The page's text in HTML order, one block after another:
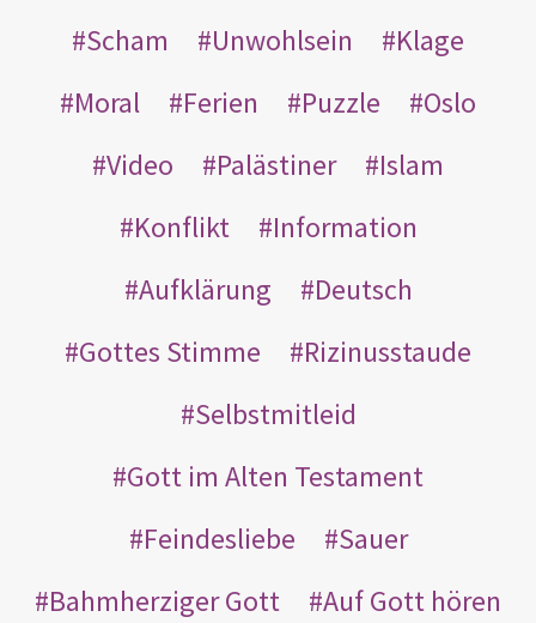
Scham
Unwohlsein
Klage
Moral
Ferien Puzzle
Oslo
Video
Palästiner
Islam
Konflikt
Information
Aufklärung
Deutsch
Gottes Stimme
Rizinusstaude
Selbstmitleid
Gott im Alten Testament
Feindesliebe
Sauer
Bahmherziger Gott
Auf Gott hören